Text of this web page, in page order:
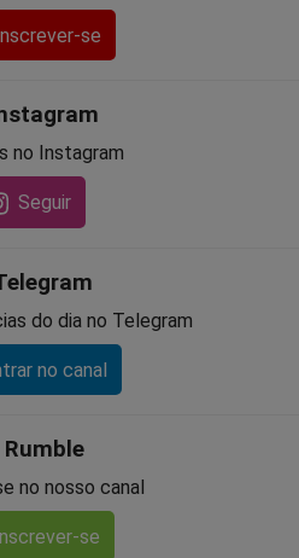
Inscrever-se
no Instagram
Seguir
do dia no Telegram
no canal
Rumble
no nosso canal
se